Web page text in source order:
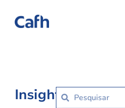
Insights